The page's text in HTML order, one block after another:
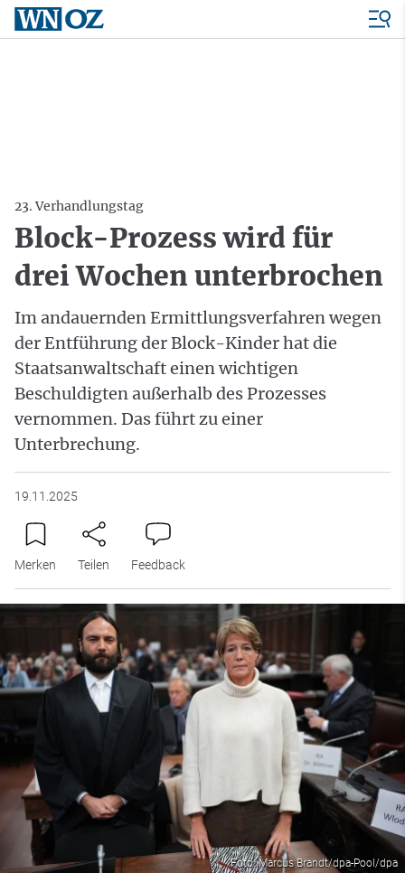
23. Verhandlungstag
Block-Prozess wird für
drei Wochen unterbrochen
Im andauernden Ermittlungsverfahren wegen
der Entführung der Block-Kinder hat die
Staatsanwaltschaft einen wichtigen
Beschuldigten außerhalb des Prozesses
vernommen. Das führt zu einer
Unterbrechung.
19.11.2025
Merken Teilen Feedback
Foto: Marcus Brandt/dpa-Pool/dpa